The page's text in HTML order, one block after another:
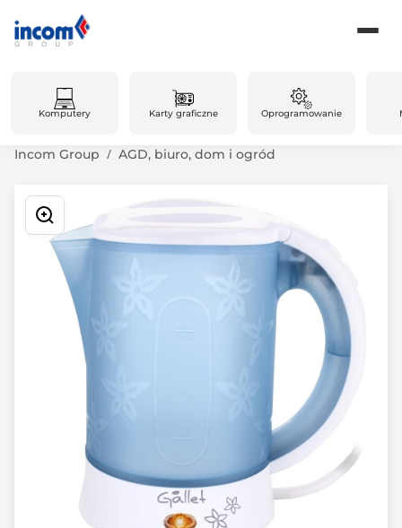
Komputery Karty graficzne Oprogramowanie
Incom Group AGD, biuro, dom i ogród